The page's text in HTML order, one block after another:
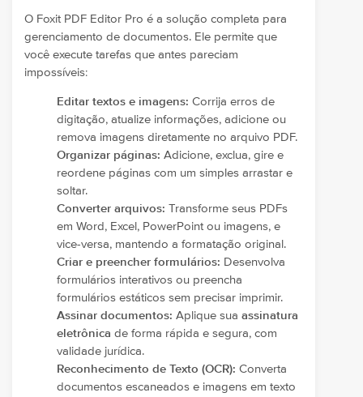
O Foxit PDF Editor Pro é a solução completa para
gerenciamento de documentos. Ele permite que
você execute tarefas que antes pareciam
impossíveis:
Editar textos e imagens: Corrija erros de
digitação, atualize informações, adicione ou
remova imagens diretamente no arquivo PDF.
Organizar páginas: Adicione, exclua, gire e
reordene páginas com um simples arrastar e
soltar.
Converter arquivos: Transforme seus PDFs
em Word, Excel, PowerPoint ou imagens, e
vice-versa, mantendo a formatação original.
Criar e preencher formulários: Desenvolva
formulários interativos ou preencha
formulários estáticos sem precisar imprimir.
Assinar documentos: Aplique sua assinatura
eletrônica de forma rápida e segura, com
validade jurídica.
Reconhecimento de Texto (OCR): Converta
documentos escaneados e imagens em texto